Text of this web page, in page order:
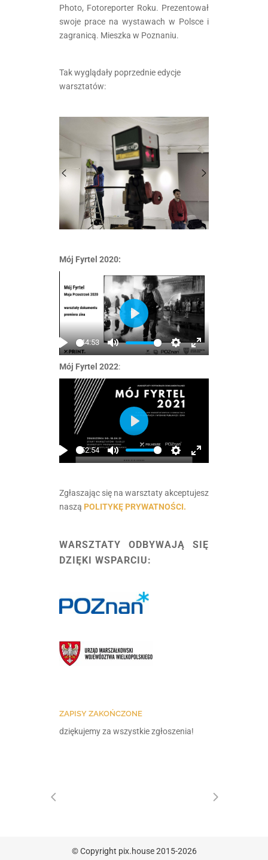
Photo, Fotoreporter Roku. Prezentował
swoje prace na wystawach w Polsce i
zagranicą. Mieszka w Poznaniu.
Tak wyglądały poprzednie edycje
warsztatów:
Mój Fyrtel 2020:
Play
44:53
Mute Settings
Enter
Play
Mój Fyrtel 2022:
Play
52:54
Mute Settings
Enter
Play
Zgłaszając się na warsztaty akceptujesz
naszą POLITYKĘ PRYWATNOŚCI.
WARSZTATY ODBYWAJĄ SIĘ
DZIĘKI WSPARCIU:
ZAPISY ZAKOŃCZONE
dziękujemy za wszystkie zgłoszenia!
© Copyright pix.house 2015-2026